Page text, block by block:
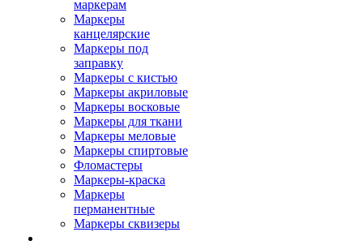
маркерам
Маркеры
канцелярские
Маркеры под
заправку
Маркеры с кистью
Маркеры акриловые
Маркеры восковые
Маркеры для ткани
Маркеры меловые
Маркеры спиртовые
Фломастеры
Маркеры-краска
Маркеры
перманентные
Маркеры сквизеры